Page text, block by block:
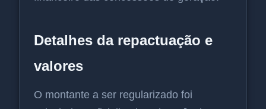
Detalhes da repactuação e
valores
O montante a ser regularizado foi